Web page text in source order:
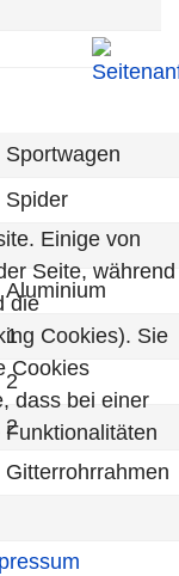
Sportwagen
Spider
Aluminium
1
2
2
Gitterrohrrahmen
Einige von
Seite, während
die
Cookies). Sie
Cookies
dass bei einer